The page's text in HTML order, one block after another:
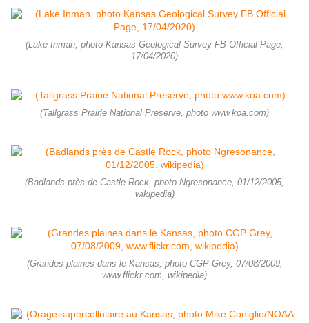
(Lake Inman, photo Kansas Geological Survey FB Official Page,
17/04/2020)
(Tallgrass Prairie National Preserve, photo www.koa.com)
(Badlands près de Castle Rock, photo Ngresonance, 01/12/2005,
wikipedia)
(Grandes plaines dans le Kansas, photo CGP Grey, 07/08/2009,
www.flickr.com, wikipedia)